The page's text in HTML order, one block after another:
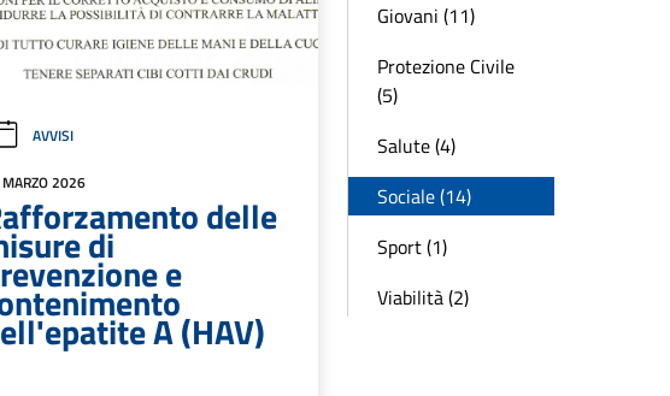
AVVISI
2026
delle
di
e
A (HAV)
Giovani (11)
Protezione Civile
(5)
Salute (4)
Sociale (14)
Sport (1)
Viabilità (2)